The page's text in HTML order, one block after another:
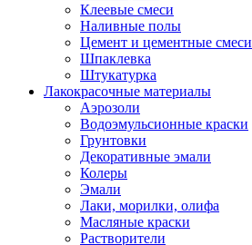
Клеевые смеси
Наливные полы
Цемент и цементные смеси
Шпаклевка
Штукатурка
Лакокрасочные материалы
Аэрозоли
Водоэмульсионные краски
Грунтовки
Декоративные эмали
Колеры
Эмали
Лаки, морилки, олифа
Масляные краски
Растворители